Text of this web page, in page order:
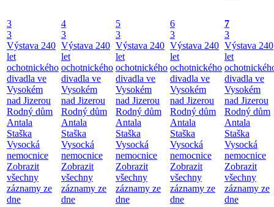
3
3
Výstava 240
let
ochotnického
divadla ve
Vysokém
nad Jizerou
Rodný dům
Antala
Staška
Vysocká
nemocnice
Zobrazit
všechny
záznamy ze
dne
4
3
Výstava 240
let
ochotnického
divadla ve
Vysokém
nad Jizerou
Rodný dům
Antala
Staška
Vysocká
nemocnice
Zobrazit
všechny
záznamy ze
dne
5
3
Výstava 240
let
ochotnického
divadla ve
Vysokém
nad Jizerou
Rodný dům
Antala
Staška
Vysocká
nemocnice
Zobrazit
všechny
záznamy ze
dne
6
3
Výstava 240
let
ochotnického
divadla ve
Vysokém
nad Jizerou
Rodný dům
Antala
Staška
Vysocká
nemocnice
Zobrazit
všechny
záznamy ze
dne
7
3
Výstava 240
let
divadla ve
Vysokém
nad Jizerou
Rodný dům
Antala
Staška
Vysocká
nemocnice
Zobrazit
všechny
záznamy ze
dne